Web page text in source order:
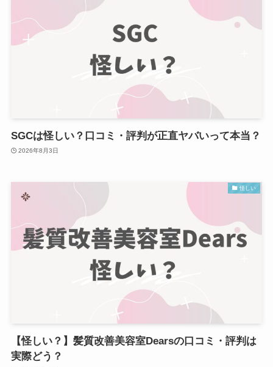
SGCは怪しい？口コミ・評判が正直ヤバいって本当？
2026年8月3日
怪しい
【怪しい？】髪質改善美容室Dearsの口コミ・評判は
実際どう？